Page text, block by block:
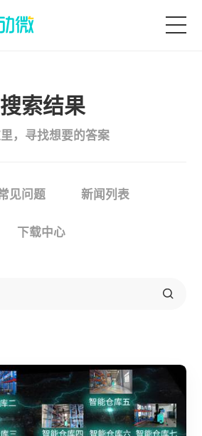
ES
搜索结果
，寻找想要的答案
见问题 新闻列表
下载中心